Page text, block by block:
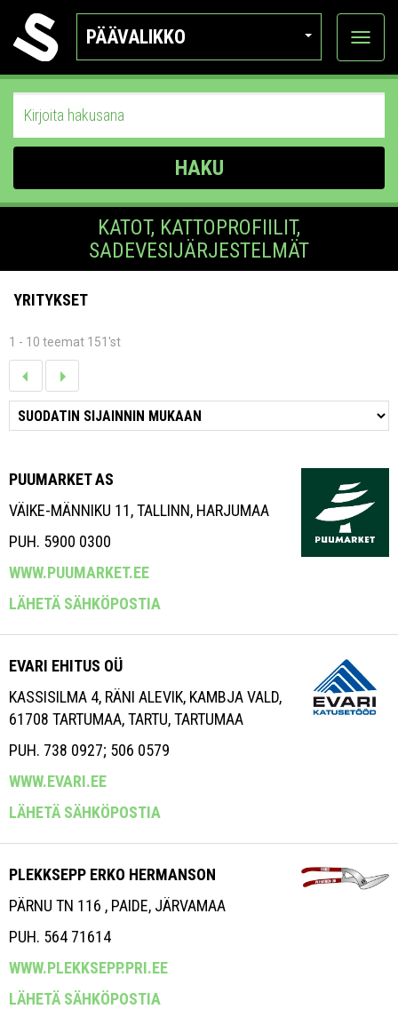
PÄÄVALIKKO
Näytä
HAKU
KATOT, KATTOPROFIILIT,
SADEVESIJÄRJESTELMÄT
YRITYKSET
1 - 10 teemat 151'st
PUUMARKET AS
VÄIKE-MÄNNIKU 11, TALLINN, HARJUMAA
PUH. 5900 0300
WWW.PUUMARKET.EE
LÄHETÄ SÄHKÖPOSTIA
EVARI EHITUS OÜ
KASSISILMA 4, RÄNI ALEVIK, KAMBJA VALD,
61708 TARTUMAA, TARTU, TARTUMAA
PUH. 738 0927; 506 0579
WWW.EVARI.EE
LÄHETÄ SÄHKÖPOSTIA
PLEKKSEPP ERKO HERMANSON
PÄRNU TN 116 , PAIDE, JÄRVAMAA
PUH. 564 71614
WWW.PLEKKSEPP.PRI.EE
LÄHETÄ SÄHKÖPOSTIA